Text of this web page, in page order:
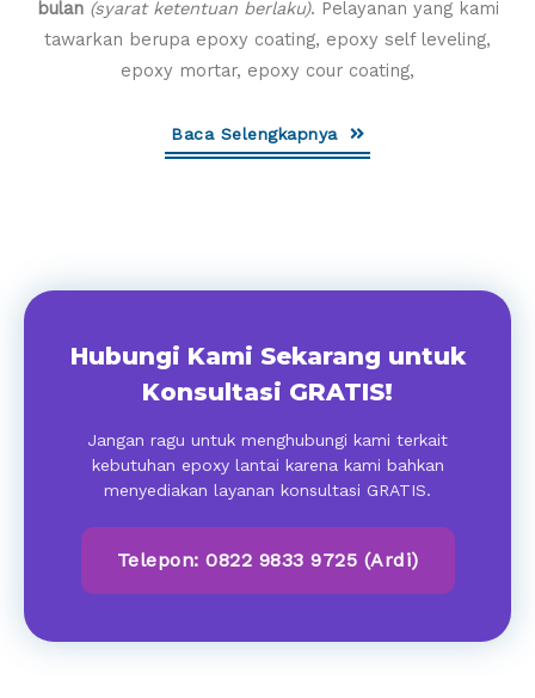
bulan (syarat ketentuan berlaku). Pelayanan yang kami
tawarkan berupa epoxy coating, epoxy self leveling,
epoxy mortar, epoxy cour coating,
Baca Selengkapnya
Hubungi Kami Sekarang untuk
Konsultasi GRATIS!
Jangan ragu untuk menghubungi kami terkait
kebutuhan epoxy lantai karena kami bahkan
menyediakan layanan konsultasi GRATIS.
Telepon: 0822 9833 9725 (Ardi)